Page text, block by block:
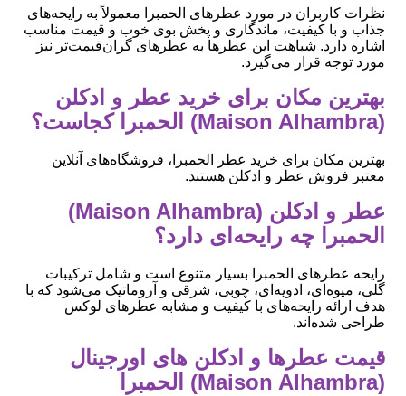
نظرات کاربران در مورد عطرهای الحمبرا معمولاً به رایحه‌های
جذاب و با کیفیت، ماندگاری و پخش بوی خوب و قیمت مناسب
اشاره دارد. شباهت این عطرها به عطرهای گران‌قیمت‌تر نیز
مورد توجه قرار می‌گیرد.
بهترین مکان برای خرید عطر و ادکلن
(Maison Alhambra) الحمبرا کجاست؟
بهترین مکان برای خرید عطر الحمبرا، فروشگاه‌های آنلاین
معتبر فروش عطر و ادکلن هستند.
عطر و ادکلن (Maison Alhambra)
الحمبرا چه رایحه‌ای دارد؟
رایحه عطرهای الحمبرا بسیار متنوع است و شامل ترکیبات
گلی، میوه‌ای، ادویه‌ای، چوبی، شرقی و آروماتیک می‌شود که با
هدف ارائه رایحه‌های با کیفیت و مشابه عطرهای لوکس
طراحی شده‌اند.
قیمت عطرها و ادکلن های اورجینال
(Maison Alhambra) الحمبرا